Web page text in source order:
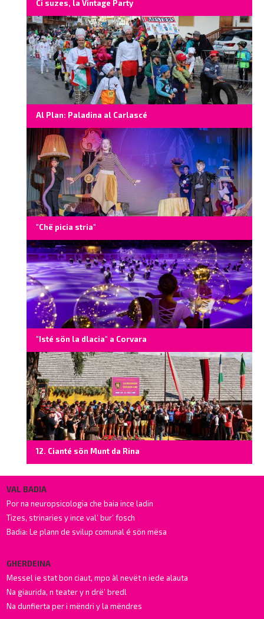
Ci suzes, la Vintage Party
Al Plan: Paladina al Carlascé
"Chë picia stria"
"Isté sön la dlacia" a Corvara
12. Cianté sön Munt da Rina
VAL BADIA
Por na neuropsicologia che baia ince ladin
Tizes, strinaries y ince val’ bur’ fosch
Badia: Le plann de svilup comunal é sön mësa
GHERDEINA
Messel ie stat bon ciaut, mpo àl nevët n iede alauta
Na giaurida, n teater y n drë’ bredl
Na dunfierta per i mëndri y la mëndres